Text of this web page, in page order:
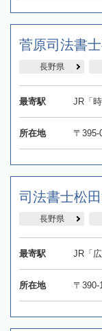
菅原司法書
長野県
最寄駅 JR「
所在地 〒395-
司法書士松
長野県
最寄駅 JR「
所在地 〒390-